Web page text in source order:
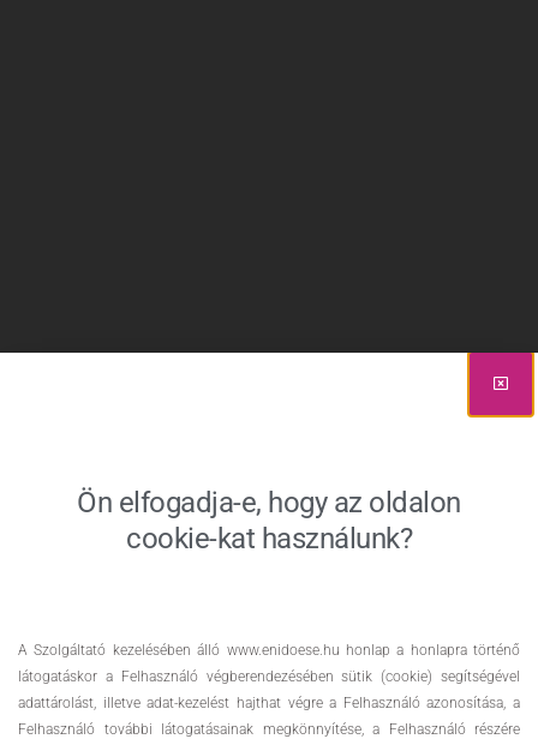
Ön elfogadja-e, hogy az oldalon
cookie-kat használunk?
A Szolgáltató kezelésében álló www.enidoese.hu honlap a honlapra történő
látogatáskor a Felhasználó végberendezésében sütik (cookie) segítségével
adattárolást, illetve adat-kezelést hajthat végre a Felhasználó azonosítása, a
Felhasználó további látogatásainak megkönnyítése, a Felhasználó részére